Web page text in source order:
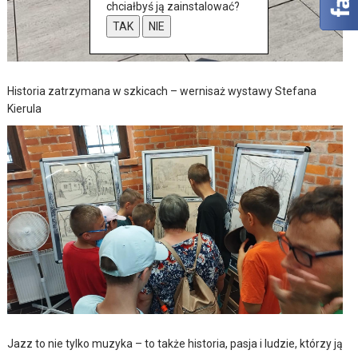
Historia zatrzymana w szkicach – wernisaż wystawy Stefana
Kierula
Jazz to nie tylko muzyka – to także historia, pasja i ludzie, którzy ją
chciałbyś ją zainstalować?
TAK
NIE